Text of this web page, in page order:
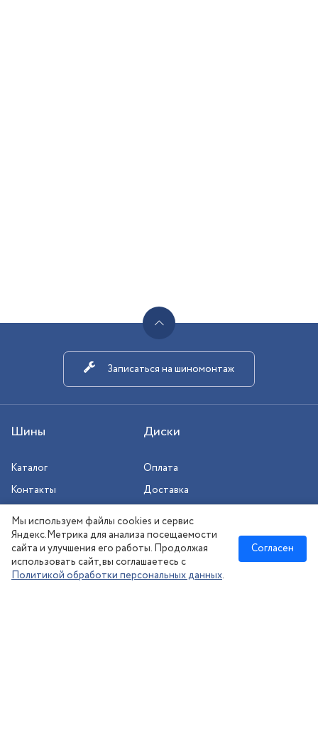
Шины Диски
Каталог
Контакты
Оплата
Доставка
Сезонное хранение
Записаться на шиномонтаж
Новосибирск:
Мы используем файлы cookies и сервис
Яндекс.Метрика для анализа посещаемости
сайта и улучшения его работы. Продолжая
использовать сайт, вы соглашаетесь с
Политикой обработки персональных данных.
Согласен